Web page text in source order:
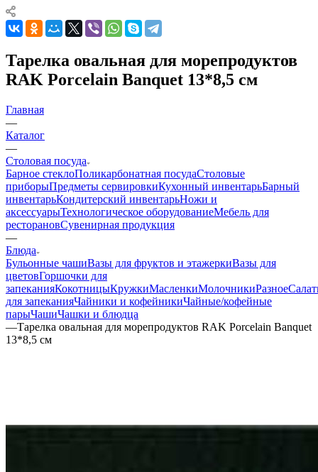
Тарелка овальная для морепродуктов
RAK Porcelain Banquet 13*8,5 см
Главная
—
Каталог
—
Столовая посуда
Барное стеклоПоликарбонатная посудаСтоловые
приборыПредметы сервировкиКухонный инвентарьБарный
инвентарьКондитерский инвентарьНожи и
аксессуарыТехнологическое оборудованиеМебель для
ресторановСувенирная продукция
—
Блюда
Бульонные чашиВазы для фруктов и этажеркиВазы для
цветовГоршочки для
запеканияКокотницыКружкиМасленкиМолочникиРазное
для запеканияЧайники и кофейникиЧайные/кофейные
парыЧашиЧашки и блюдца
—Тарелка овальная для морепродуктов RAK Porcelain Banquet
13*8,5 см